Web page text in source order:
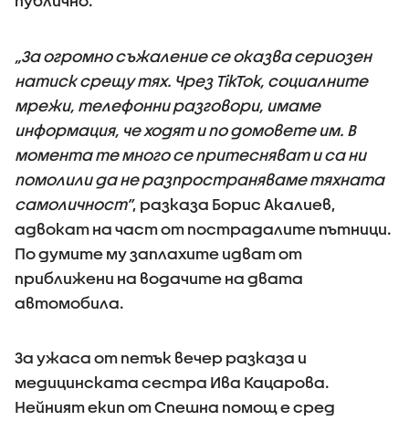
„За огромно съжаление се оказва сериозен
натиск срещу тях. Чрез TikTok, социалните
мрежи, телефонни разговори, имаме
информация, че ходят и по домовете им. В
момента те много се притесняват и са ни
помолили да не разпространяваме тяхната
самоличност”, разказа Борис Акалиев,
адвокат на част от пострадалите пътници.
По думите му заплахите идват от
приближени на водачите на двата
автомобила.
За ужаса от петък вечер разказа и
медицинската сестра Ива Кацарова.
Нейният екип от Спешна помощ е сред